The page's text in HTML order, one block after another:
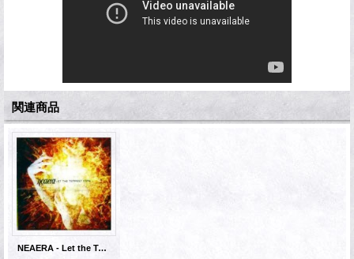
関連商品
NEAERA - Let the Tempest Come [CD]